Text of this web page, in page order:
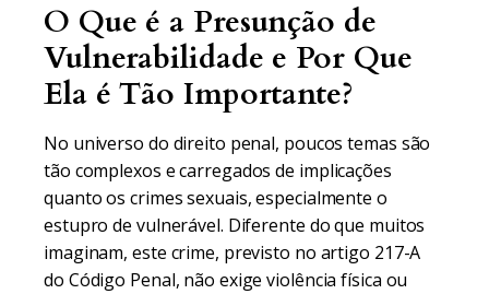
O Que é a Presunção de
Vulnerabilidade e Por Que
Ela é Tão Importante?
No universo do direito penal, poucos temas são
tão complexos e carregados de implicações
quanto os crimes sexuais, especialmente o
estupro de vulnerável. Diferente do que muitos
imaginam, este crime, previsto no artigo 217-A
do Código Penal, não exige violência física ou